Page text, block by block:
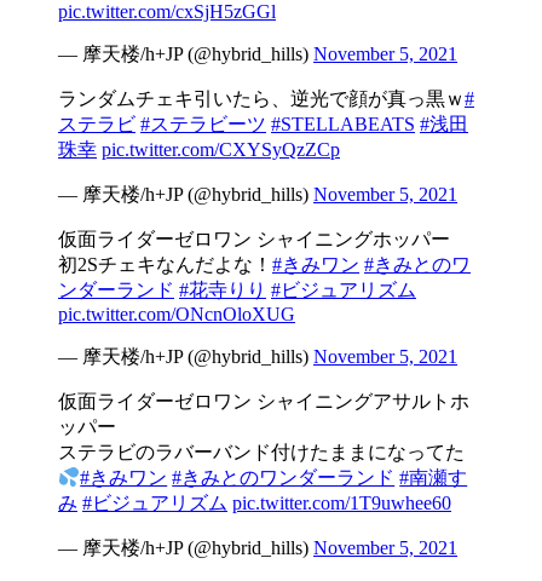
pic.twitter.com/cxSjH5zGGl
— 摩天楼/h+JP (@hybrid_hills) November 5, 2021
ランダムチェキ引いたら、逆光で顔が真っ黒ｗ#
ステラビ #ステラビーツ #STELLABEATS #浅田
珠幸 pic.twitter.com/CXYSyQzZCp
— 摩天楼/h+JP (@hybrid_hills) November 5, 2021
仮面ライダーゼロワン シャイニングホッパー
初2Sチェキなんだよな！ #きみワン #きみとのワ
ンダーランド #花寺りり #ビジュアリズム
pic.twitter.com/ONcnOloXUG
— 摩天楼/h+JP (@hybrid_hills) November 5, 2021
仮面ライダーゼロワン シャイニングアサルトホ
ッパー
ステラビのラバーバンド付けたままになってた
#きみワン #きみとのワンダーランド #南瀬す
み #ビジュアリズム pic.twitter.com/1T9uwhee60
— 摩天楼/h+JP (@hybrid_hills) November 5, 2021